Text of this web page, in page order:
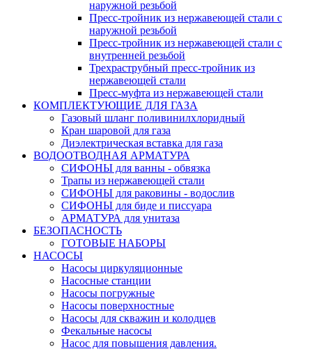
наружной резьбой
Пресс-тройник из нержавеющей стали с
наружной резьбой
Пресс-тройник из нержавеющей стали с
внутренней резьбой
Трехраструбный пресс-тройник из
нержавеющей стали
Пресс-муфта из нержавеющей стали
КОМПЛЕКТУЮЩИЕ ДЛЯ ГАЗА
Газовый шланг поливинилхлоридный
Кран шаровой для газа
Диэлектрическая вставка для газа
ВОДООТВОДНАЯ АРМАТУРА
СИФОНЫ для ванны - обвязка
Трапы из нержавеющей стали
СИФОНЫ для раковины - водослив
СИФОНЫ для биде и писсуара
АРМАТУРА для унитаза
БЕЗОПАСНОСТЬ
ГОТОВЫЕ НАБОРЫ
НАСОСЫ
Насосы циркуляционные
Насосные станции
Насосы погружные
Насосы поверхностные
Насосы для скважин и колодцев
Фекальные насосы
Насос для повышения давления.